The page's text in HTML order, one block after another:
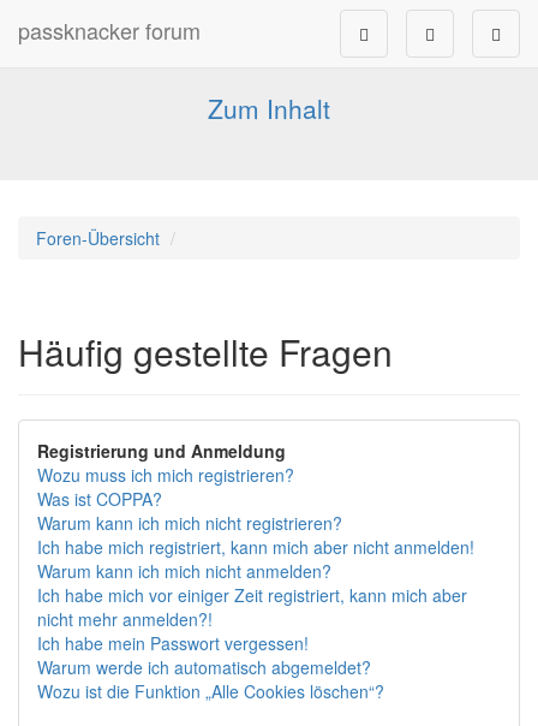
passknacker forum
Forum für alle Pässe- und Tourenfahrer
Zum Inhalt
Foren-Übersicht
Häufig gestellte Fragen
Registrierung und Anmeldung
Wozu muss ich mich registrieren?
Was ist COPPA?
Warum kann ich mich nicht registrieren?
Ich habe mich registriert, kann mich aber nicht anmelden!
Warum kann ich mich nicht anmelden?
Ich habe mich vor einiger Zeit registriert, kann mich aber
nicht mehr anmelden?!
Ich habe mein Passwort vergessen!
Warum werde ich automatisch abgemeldet?
Wozu ist die Funktion „Alle Cookies löschen“?